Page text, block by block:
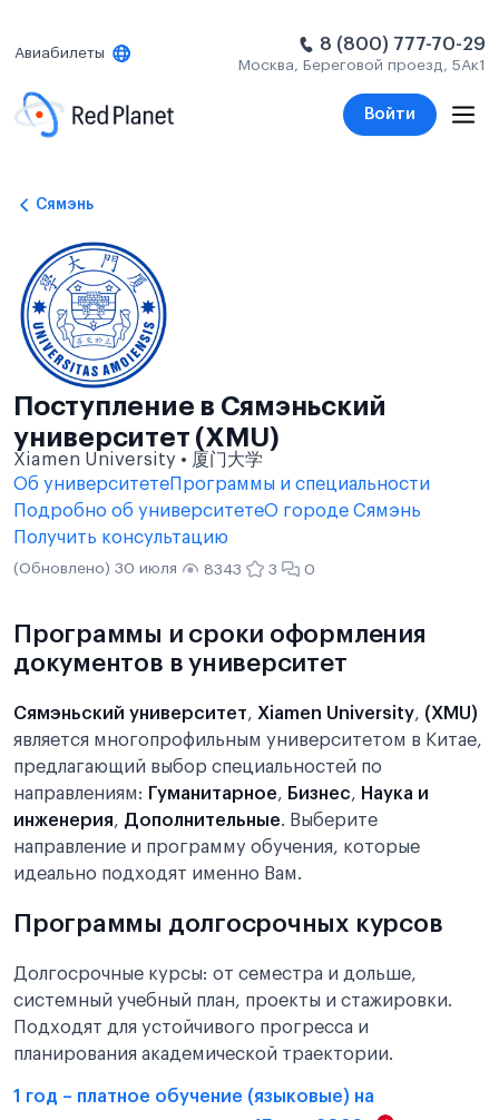
Авиабилеты 8 (800) 777-70-29
Москва, Береговой проезд, 5Ак1
Войти
Сямэнь
Поступление в Сямэньский
университет (XMU)
Xiamen University • 厦门大学
Об университетеПрограммы и специальности
Подробно об университетеО городе Сямэнь
Получить консультацию
(Обновлено) 30 июля 8343 3 0
Программы и сроки оформления
документов в университет
Сямэньский университет, Xiamen University, (XMU)
является многопрофильным университетом в Китае,
предлагающий выбор специальностей по
направлениям: Гуманитарное, Бизнес, Наука и
инженерия, Дополнительные. Выберите
направление и программу обучения, которые
идеально подходят именно Вам.
Программы долгосрочных курсов
Долгосрочные курсы: от семестра и дольше,
системный учебный план, проекты и стажировки.
Подходят для устойчивого прогресса и
планирования академической траектории.
1 год – платное обучение (языковые) на